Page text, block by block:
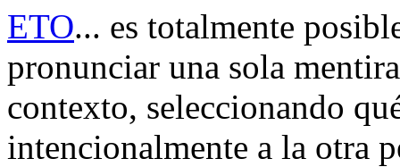
ETO... es totalmente
pronunciar una sola
contexto, seleccionando
intencionalmente a la otra